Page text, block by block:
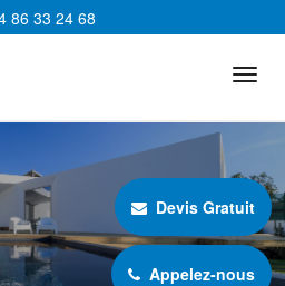
86 33 24 68
Devis Gratuit
Appelez-nous